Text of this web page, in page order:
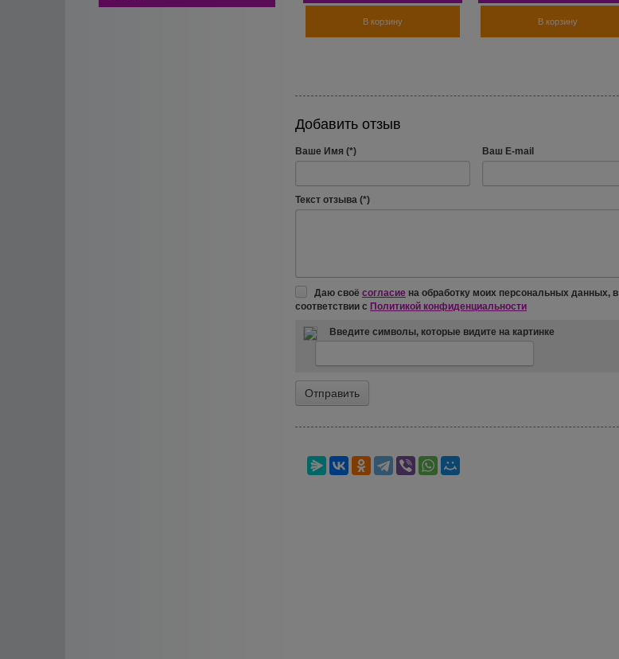
В корзину В корзину
Добавить отзыв
Ваше Имя (*) Ваш E-mail
Текст отзыва (*)
Даю своё согласие на обработку моих персональных данных, в
соответствии с Политикой конфиденциальности
Введите символы, которые видите на картинке